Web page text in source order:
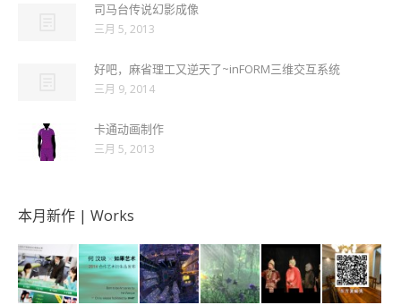
司马台传说幻影成像
三月 5, 2013
好吧，麻省理工又逆天了~inFORM三维交互系统
三月 9, 2014
卡通动画制作
三月 5, 2013
本月新作 | Works